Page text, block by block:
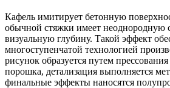
Кафель имитирует бетонную
обычной стяжки имеет неоднородную
визуальную глубину. Такой эффект
многоступенчатой технологией
рисунок образуется путем
порошка, детализация выполняется
финальные эффекты наносятся